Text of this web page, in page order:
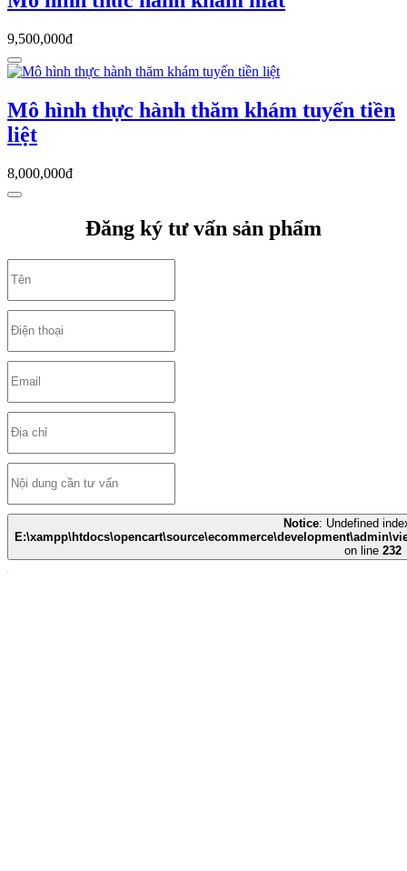
9,500,000đ
Mô hình thực hành thăm khám tuyến tiền
liệt
8,000,000đ
Đăng ký tư vấn sản phẩm
Notice: Undefined
on line 232